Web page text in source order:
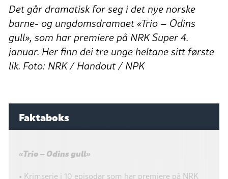
Det går dramatisk for seg i det nye norske
barne- og ungdomsdramaet «Trio – Odins
gull», som har premiere på NRK Super 4.
januar. Her finn dei tre unge heltane sitt første
lik. Foto: NRK / Handout / NPK
Faktaboks
«Trio – Odins gull»
• Krimserie i 10 episodar som har premiere på NRK